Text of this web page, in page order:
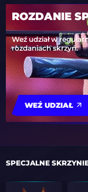
ROZDANIE
Weź udział w
rozdaniach skrzyń.
WEŹ UDZIAŁ
SPECJALNE